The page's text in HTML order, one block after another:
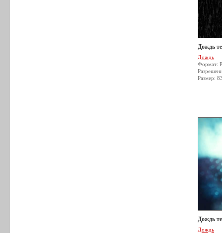
Дождь
Дождь
Формат:
Размер:
Дождь
Дождь